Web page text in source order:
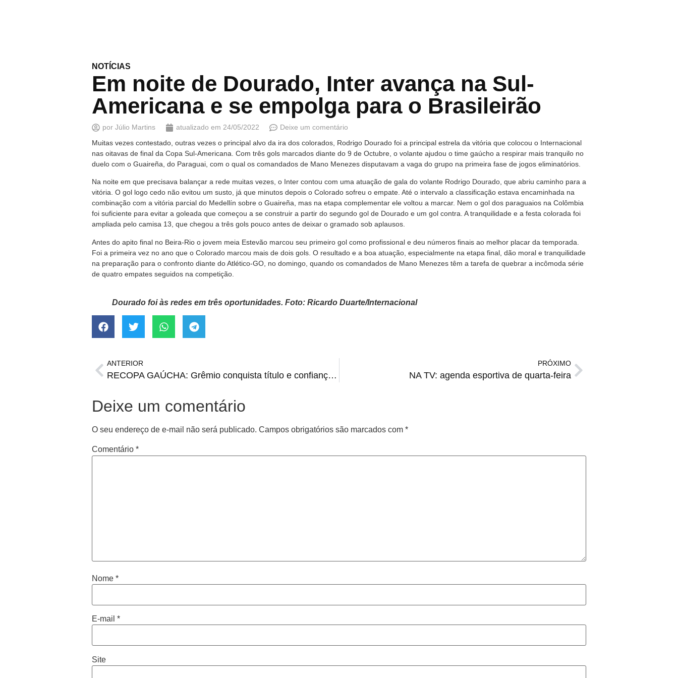
NOTÍCIAS
Em noite de Dourado, Inter avança na Sul-
Americana e se empolga para o Brasileirão
por Júlio Martins atualizado em 24/05/2022
Deixe um comentário
Muitas vezes contestado, outras vezes o principal alvo da ira dos colorados, Rodrigo Dourado foi a principal estrela da vitória que colocou o Internacional
nas oitavas de final da Copa Sul-Americana. Com três gols marcados diante do 9 de Octubre, o volante ajudou o time gaúcho a respirar mais tranquilo no
duelo com o Guaireña, do Paraguai, com o qual os comandados de Mano Menezes disputavam a vaga do grupo na primeira fase de jogos eliminatórios.
Na noite em que precisava balançar a rede muitas vezes, o Inter contou com uma atuação de gala do volante Rodrigo Dourado, que abriu caminho para a
vitória. O gol logo cedo não evitou um susto, já que minutos depois o Colorado sofreu o empate. Até o intervalo a classificação estava encaminhada na
combinação com a vitória parcial do Medellín sobre o Guaireña, mas na etapa complementar ele voltou a marcar. Nem o gol dos paraguaios na Colômbia
foi suficiente para evitar a goleada que começou a se construir a partir do segundo gol de Dourado e um gol contra. A tranquilidade e a festa colorada foi
ampliada pelo camisa 13, que chegou a três gols pouco antes de deixar o gramado sob aplausos.
Antes do apito final no Beira-Rio o jovem meia Estevão marcou seu primeiro gol como profissional e deu números finais ao melhor placar da temporada.
Foi a primeira vez no ano que o Colorado marcou mais de dois gols. O resultado e a boa atuação, especialmente na etapa final, dão moral e tranquilidade
na preparação para o confronto diante do Atlético-GO, no domingo, quando os comandados de Mano Menezes têm a tarefa de quebrar a incômoda série
de quatro empates seguidos na competição.
Dourado foi às redes em três oportunidades. Foto: Ricardo Duarte/Internacional
ANTERIOR
RECOPA GAÚCHA: Grêmio conquista título e confiança para disputa da Série B
PRÓXIMO
NA TV: agenda esportiva de quarta-feira
Deixe um comentário
O seu endereço de e-mail não será publicado. Campos obrigatórios são marcados com *
Comentário *
Nome *
E-mail *
Site